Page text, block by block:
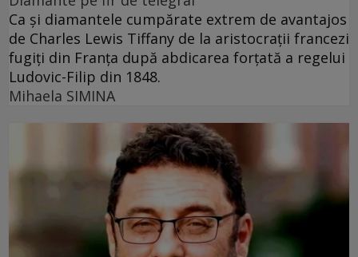
Ca și diamantele cumpărate extrem de avantajos
de Charles Lewis Tiffany de la aristocrații francezi
fugiți din Franța după abdicarea forțată a regelui
Ludovic-Filip din 1848.
Mihaela SIMINA